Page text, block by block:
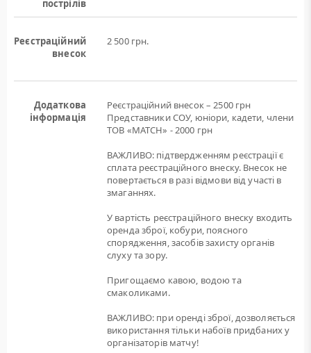
пострілів
Реєстраційний
внесок
2 500 грн.
Додаткова
інформація
Реєстраційний внесок – 2500 грн
Представники СОУ, юніори, кадети, члени
ТОВ «МАТCH» - 2000 грн
ВАЖЛИВО: підтвердженням реєстрації є
сплата реєстраційного внеску. Внесок не
повертається в разі відмови від участі в
змаганнях.
У вартість реєстраційного внеску входить
оренда зброї, кобури, поясного
спорядження, засобів захисту органів
слуху та зору.
Пригощаємо кавою, водою та
смаколиками.
ВАЖЛИВО: при оренді зброї, дозволяється
використання тільки набоїв придбаних у
організаторів матчу!